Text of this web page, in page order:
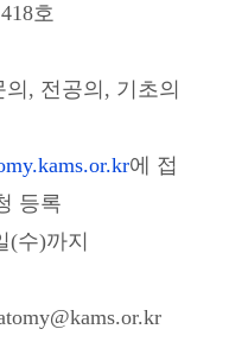
호
, 전공의, 기초의
에 접
등록
(수)까지